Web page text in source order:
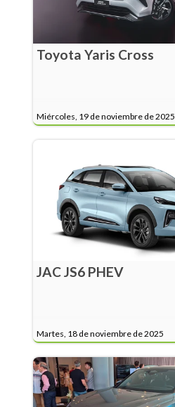
Toyota Yaris Cross
Miércoles, 19 de noviembre de 2025
JAC JS6 PHEV
Martes, 18 de noviembre de 2025